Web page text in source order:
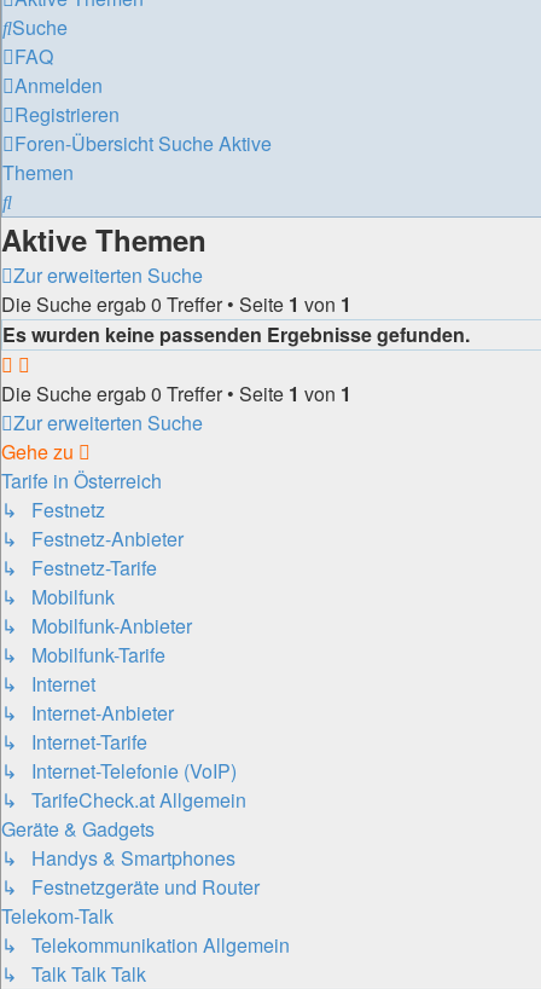
Suche
FAQ
Anmelden
Registrieren
Foren-Übersicht SucheAktive
Themen
Suche
Aktive Themen
Zur erweiterten Suche
Die Suche ergab 0 Treffer • Seite 1 von 1
Es wurden keine passenden Ergebnisse gefunden.
Die Suche ergab 0 Treffer • Seite 1 von 1
Zur erweiterten Suche
Gehe zu
Tarife in Österreich
↳ Festnetz
↳ Festnetz-Anbieter
↳ Festnetz-Tarife
↳ Mobilfunk
↳ Mobilfunk-Anbieter
↳ Mobilfunk-Tarife
↳ Internet
↳ Internet-Anbieter
↳ Internet-Tarife
↳ Internet-Telefonie (VoIP)
↳ TarifeCheck.at Allgemein
Geräte & Gadgets
↳ Handys & Smartphones
↳ Festnetzgeräte und Router
Telekom-Talk
↳ Telekommunikation Allgemein
↳ Talk Talk Talk